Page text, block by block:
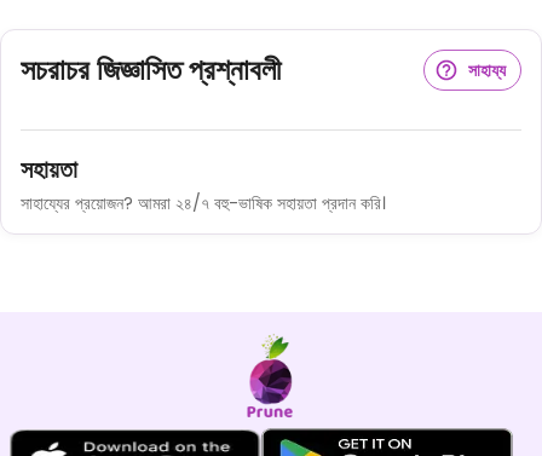
সচরাচর জিজ্ঞাসিত প্রশ্নাবলী সাহায্য
সহায়তা
সাহায্যের প্রয়োজন? আমরা ২৪/৭ বহু-ভাষিক সহায়তা প্রদান করি।